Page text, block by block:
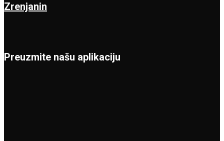
Zrenjanin
Preuzmite našu aplikaciju